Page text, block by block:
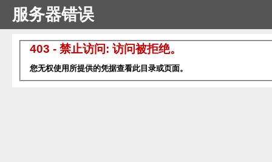
服务器错误
403 - 禁止访问: 访问被拒绝。
您无权使用所提供的凭据查看此目录或页面。